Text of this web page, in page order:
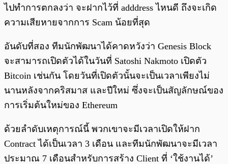
ไปทำการตกลงว่า จะฝากไว้ที่ adddress ไหนดี ถึงจะเกิด
ความเสียหายจากการ Scam น้อยที่สุด
อันดับที่สอง ทีมนักพัฒนาได้คาดหวังว่า Genesis Block
จะสามารถเปิดตัวได้ในวันที่ Satoshi Nakmoto เปิดตัว
Bitcoin เช่นกัน โดยวันที่เปิดตัวนั้นจะเป็นเวลาเพียงไม่
นานหลังจากคริสมาส และปีใหม่ ซึ่งจะเป็นสัญลักษณ์ของ
การเริ่มต้นใหม่ของ Ethereum
ด้วยลำดับเหตุการณ์นี้ พวกเขาจะมีเวลาเปิดให้ฝาก
Contract ได้เป็นเวลา 3 เดือน และทีมนักพัฒนาจะมีเวลา
ประมาณ 7 เดือนสำหรับการสร้าง Client ที่ ‘ใช้งานได้’